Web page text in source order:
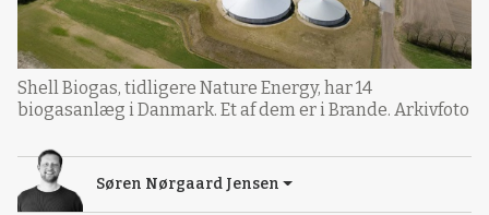
Shell Biogas, tidligere Nature Energy, har 14
biogasanlæg i Danmark. Et af dem er i Brande. Arkivfoto
Søren Nørgaard Jensen